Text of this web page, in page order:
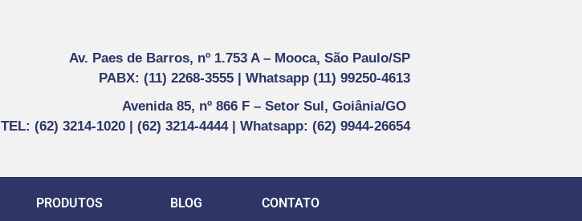
Av. Paes de Barros, nº 1.753 A – Mooca, São Paulo/SP
PABX: (11) 2268-3555 | Whatsapp (11) 99250-4613
Avenida 85, nº 866 F – Setor Sul, Goiânia/GO
TEL: (62) 3214-1020 | (62) 3214-4444 | Whatsapp: (62) 9944-26654
PRODUTOS BLOG CONTATO